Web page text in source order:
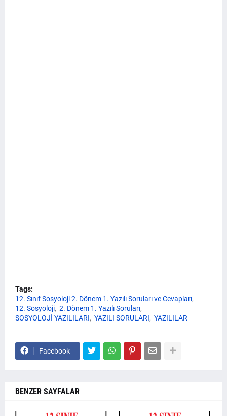
Tags:
12. Sınıf Sosyoloji 2. Dönem 1. Yazılı Soruları ve Cevapları
12. Sosyoloji 2. Dönem 1. Yazılı Soruları
SOSYOLOJİ YAZILILARI
YAZILI SORULARI YAZILILAR
Facebook
BENZER SAYFALAR